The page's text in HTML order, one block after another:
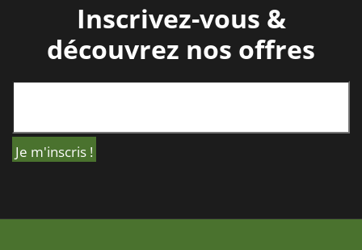
Inscrivez-vous &
découvrez nos offres